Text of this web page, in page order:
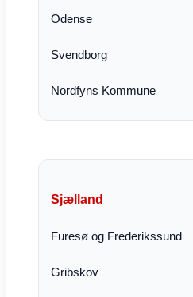
Odense
Svendborg
Nordfyns Kommune
Sjælland
Furesø og Frederikssund
Gribskov